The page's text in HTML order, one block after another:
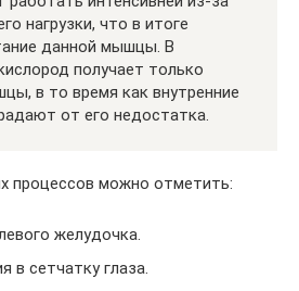
нагрузки, что в итоге
данной мышцы. В
получает только
в то время как внутренние
от его недостатка.
процессов можно отметить:
желудочка.
в сетчатку глаза.